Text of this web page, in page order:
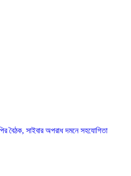
বৈঠক, সাইবার অপরাধ দমনে সহযোগিতা